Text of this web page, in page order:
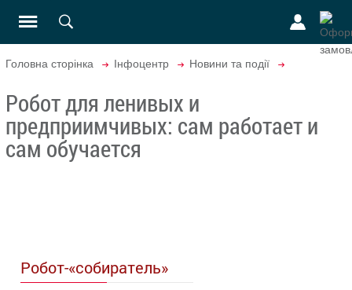
Головна сторінка Інфоцентр Новини та події
Робот для ленивых и
предприимчивых: сам работает и
сам обучается
Робот-«собиратель»